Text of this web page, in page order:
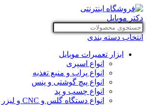
انتخاب دسته بندی
ابزار تعمیرات موبایل
انواع اسپری
انواع پراب و منبع تغذیه
انواع پیچ گوشتی و پنس
انواع چسب و پد
انواع دستگاه گلس و CNC و لیزر